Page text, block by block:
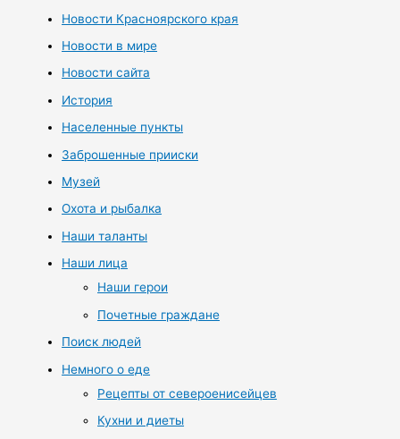
Новости Красноярского края
Новости в мире
Новости сайта
История
Населенные пункты
Заброшенные прииски
Музей
Охота и рыбалка
Наши таланты
Наши лица
Наши герои
Почетные граждане
Поиск людей
Немного о еде
Рецепты от североенисейцев
Кухни и диеты